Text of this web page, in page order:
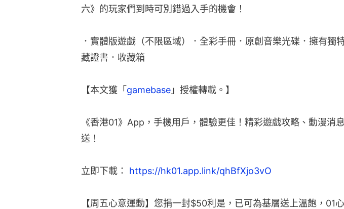
六》的玩家們到時可別錯過入手的機會！
．實體版遊戲（不限區域）．全彩手冊．原創音樂光碟．擁有獨
藏證書．收藏箱
【本文獲「 gamebase 」授權轉載。】
《香港01》App，手機用戶，體驗更佳！精彩遊戲攻略、動漫消
送！
立即下載： https://hk01.app.link/qhBfXjo3vO
【周五心意運動】您捐一封$50利是，已可為基層送上溫飽，01